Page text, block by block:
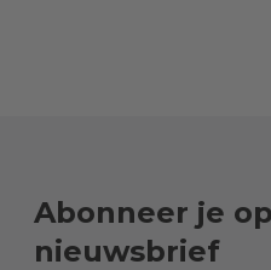
Abonneer je
nieuwsbrief